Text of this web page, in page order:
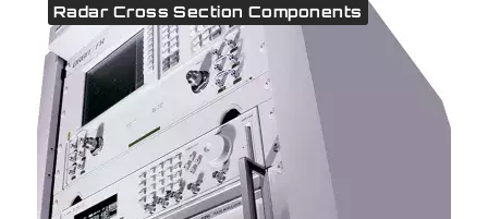
Radar Cross Section Components